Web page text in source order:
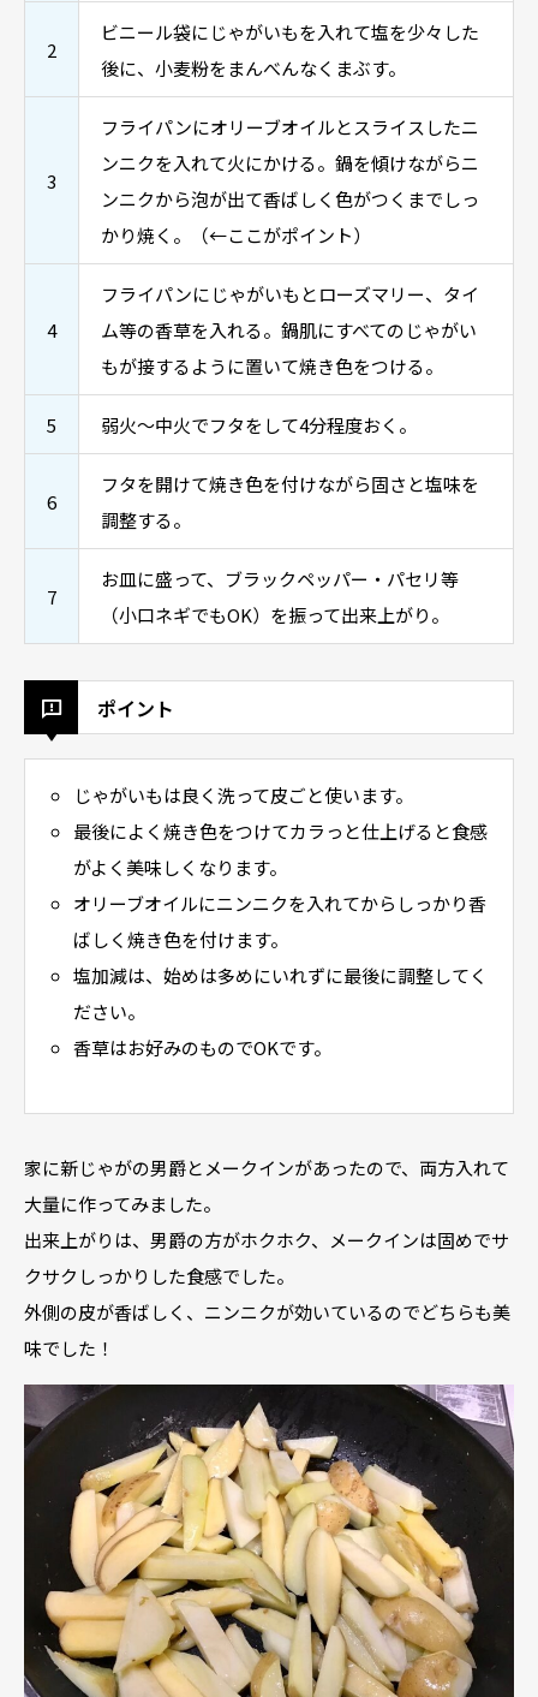
2
ビニール袋にじゃがいもを入れて塩を少々した
後に、小麦粉をまんべんなくまぶす。
3
フライパンにオリーブオイルとスライスしたニ
ンニクを入れて火にかける。鍋を傾けながらニ
ンニクから泡が出て香ばしく色がつくまでしっ
かり焼く。（←ここがポイント）
4
フライパンにじゃがいもとローズマリー、タイ
ム等の香草を入れる。鍋肌にすべてのじゃがい
もが接するように置いて焼き色をつける。
5 弱火～中火でフタをして4分程度おく。
6
フタを開けて焼き色を付けながら固さと塩味を
調整する。
7
お皿に盛って、ブラックペッパー・パセリ等
（小口ネギでもOK）を振って出来上がり。
ポイント
じゃがいもは良く洗って皮ごと使います。
最後によく焼き色をつけてカラっと仕上げると食感
がよく美味しくなります。
オリーブオイルにニンニクを入れてからしっかり香
ばしく焼き色を付けます。
塩加減は、始めは多めにいれずに最後に調整してく
ださい。
香草はお好みのものでOKです。
家に新じゃがの男爵とメークインがあったので、両方入れて
大量に作ってみました。
出来上がりは、男爵の方がホクホク、メークインは固めでサ
クサクしっかりした食感でした。
外側の皮が香ばしく、ニンニクが効いているのでどちらも美
味でした！